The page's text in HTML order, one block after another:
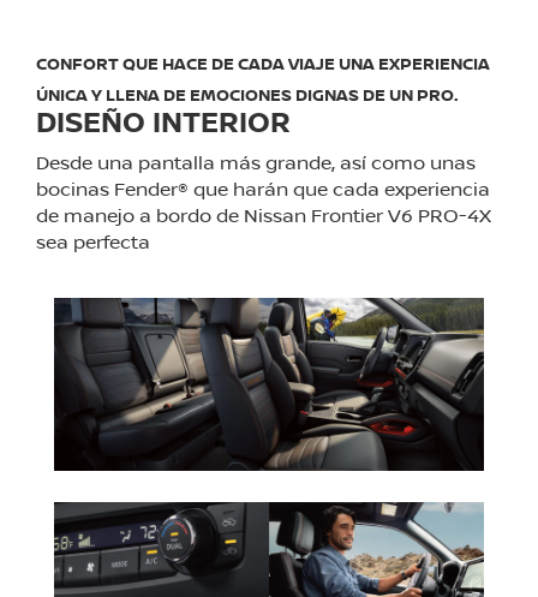
CONFORT QUE HACE DE CADA VIAJE UNA EXPERIENCIA
ÚNICA Y LLENA DE EMOCIONES DIGNAS DE UN PRO.
DISEÑO INTERIOR
Desde una pantalla más grande, así como unas
bocinas Fender® que harán que cada experiencia
de manejo a bordo de Nissan Frontier V6 PRO-4X
sea perfecta